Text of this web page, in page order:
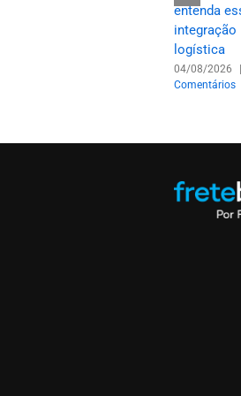
14/07/2026 | 0
entenda
integração
logística
04/08/2026 |
Comentários